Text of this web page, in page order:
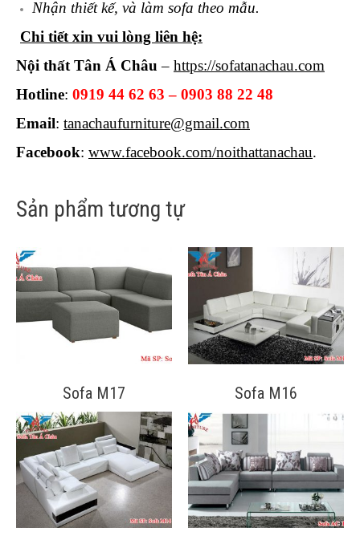
Nhận thiết kế, và làm sofa theo mẫu.
Chi tiết xin vui lòng liên hệ:
Nội thất Tân Á Châu – https://sofatanachau.com
Hotline: 0919 44 62 63 – 0903 88 22 48
Email: tanachaufurniture@gmail.com
Facebook: www.facebook.com/noithattanachau.
Sản phẩm tương tự
Sofa M17 Sofa M16